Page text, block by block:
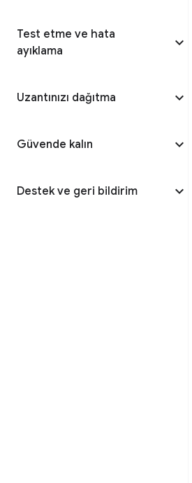
Test etme ve hata
ayıklama
Uzantınızı dağıtma
Güvende kalın
Destek ve geri bildirim